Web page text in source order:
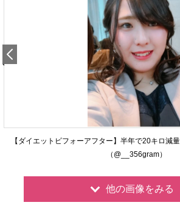
【ダイエットビフォーアフター】半年で20キロ減
（@__356gram）
他の画像をみる